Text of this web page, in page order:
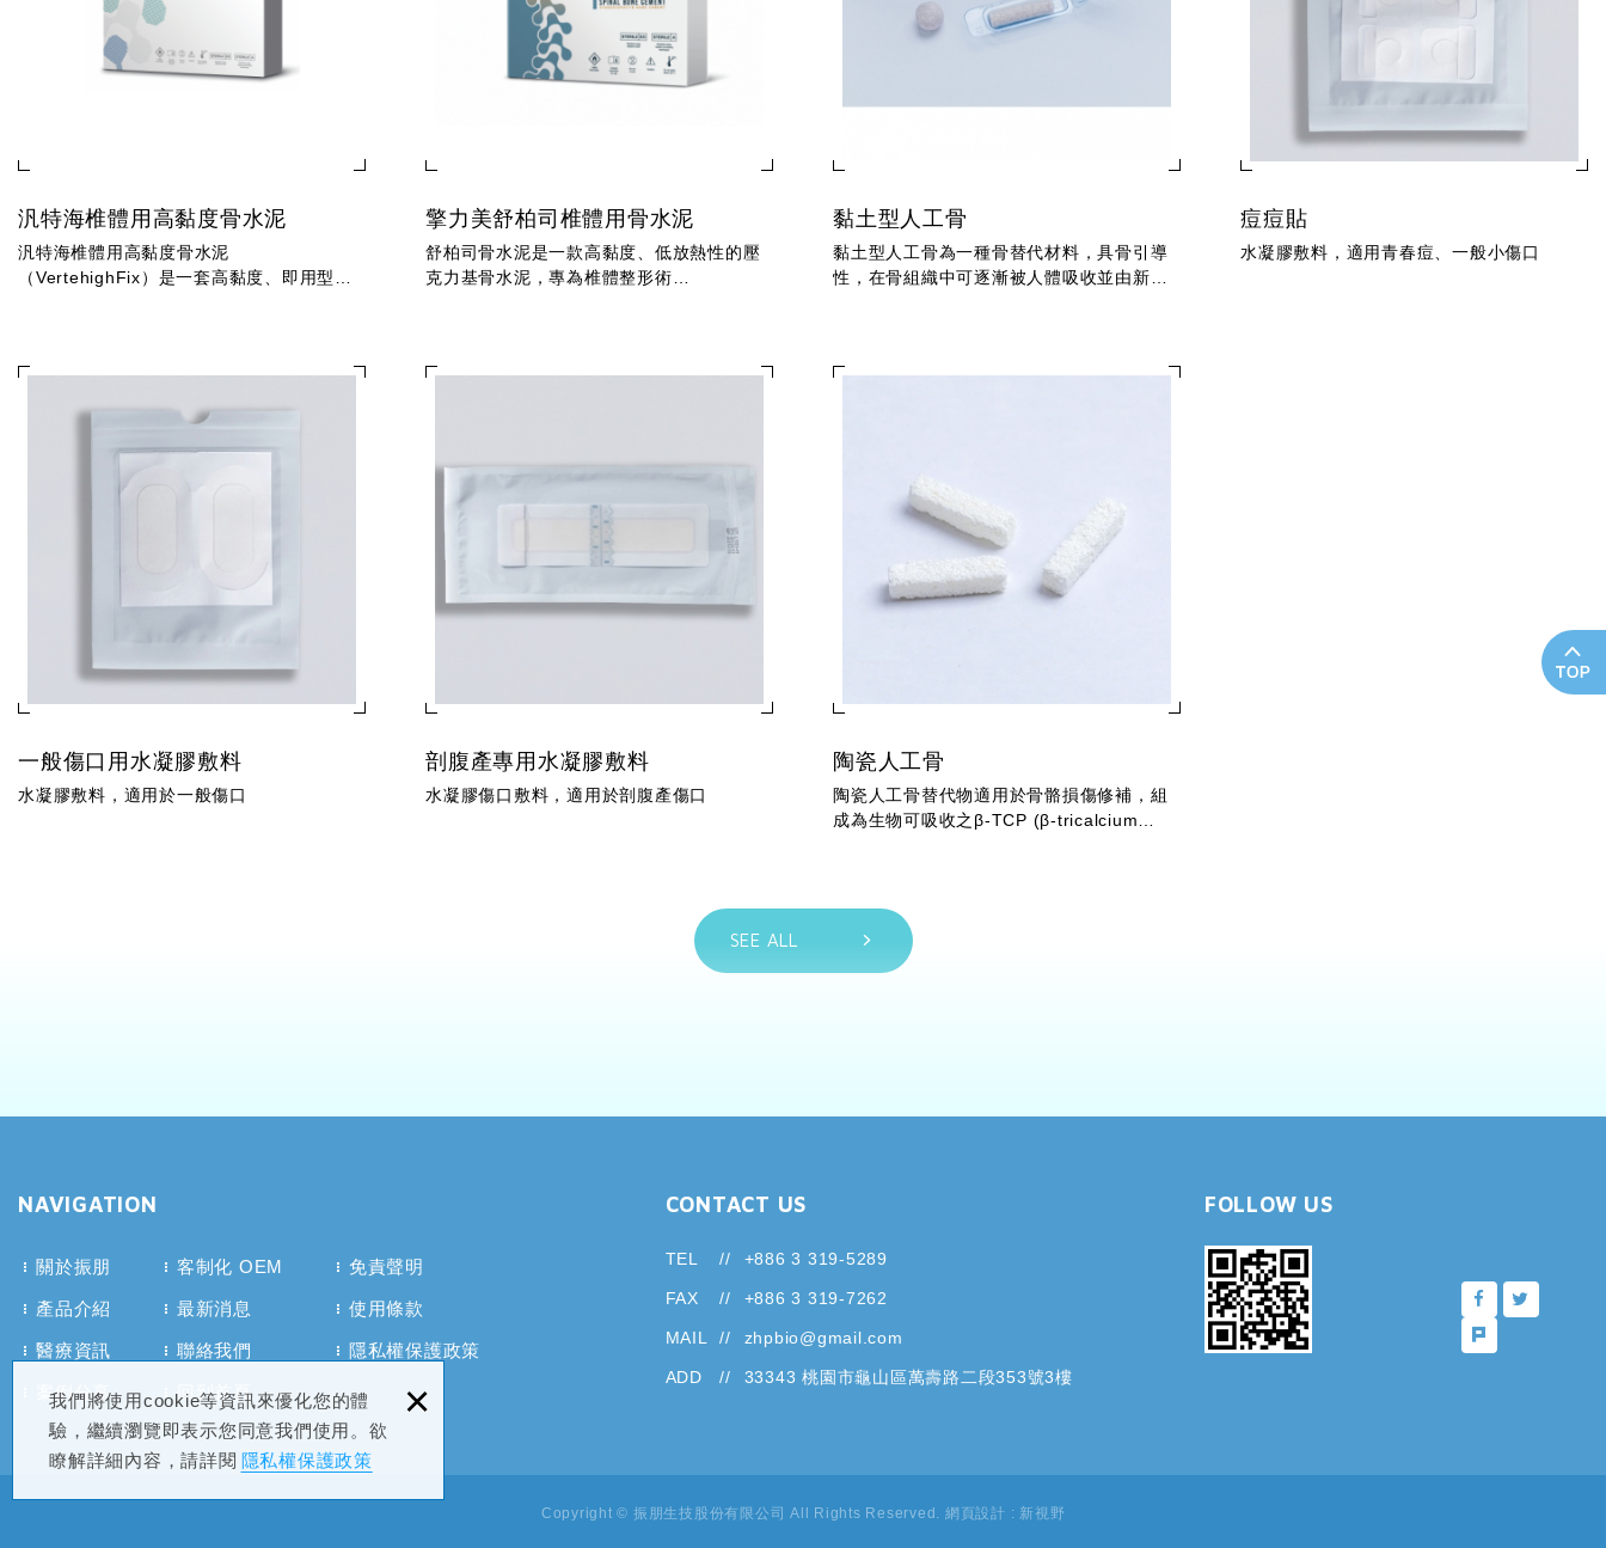
我們將使用cookie等資訊來優化您的體
驗，繼續瀏覽即表示您同意我們使用。欲
瞭解詳細內容，請詳閱 隱私權保護政策
×
汎特海椎體用高黏度骨水泥
汎特海椎體用高黏度骨水泥
（VertehighFix）是一套高黏度、即用型的
擎力美舒柏司椎體用骨水泥
舒柏司骨水泥是一款高黏度、低放熱性的壓
克力基骨水泥，專為椎體整形術
黏土型人工骨
黏土型人工骨為一種骨替代材料，具骨引導
性，在骨組織中可逐漸被人體吸收並由新生
痘痘貼
水凝膠敷料，適用青春痘、一般小傷口
一般傷口用水凝膠敷料
水凝膠敷料，適用於一般傷口
剖腹產專用水凝膠敷料
水凝膠傷口敷料，適用於剖腹產傷口
陶瓷人工骨
陶瓷人工骨替代物適用於骨骼損傷修補，組
成為生物可吸收之β-TCP (β-tricalcium
SEE ALL
NAVIGATION
關於振朋
產品介紹
醫療資訊
案例分享
客制化 OEM
最新消息
聯絡我們
回到首頁
免責聲明
使用條款
隱私權保護政策
CONTACT US
TEL +886 3 319-5289
FAX +886 3 319-7262
MAIL zhpbio@gmail.com
ADD 33343 桃園市龜山區萬壽路二段353號3樓
FOLLOW US
Copyright © 振朋生技股份有限公司 All Rights Reserved. 網頁設計 : 新視野